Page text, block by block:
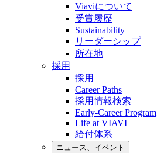
Viaviについて
受賞履歴
Sustainability
リーダーシップ
所在地
採用
採用
Career Paths
採用情報検索
Early-Career Program
Life at VIAVI
給付体系
ニュース、イベント